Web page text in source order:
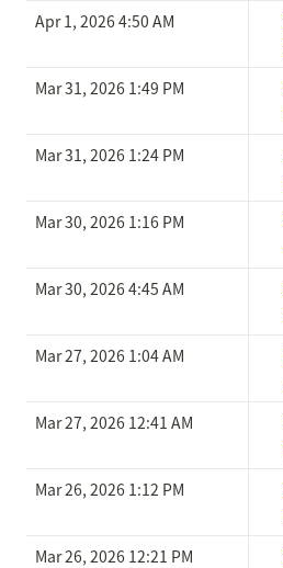
Apr 1, 2026 4:50 AM
Mar 31, 2026 1:49 PM
Mar 31, 2026 1:24 PM
Mar 30, 2026 1:16 PM
Mar 30, 2026 4:45 AM
Mar 27, 2026 1:04 AM
Mar 27, 2026 12:41 AM
Mar 26, 2026 1:12 PM
Mar 26, 2026 12:21 PM